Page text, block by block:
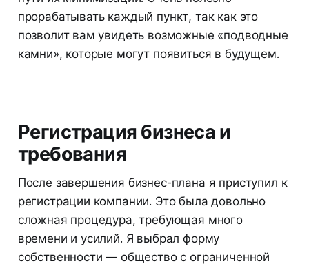
прорабатывать каждый пункт, так как это
позволит вам увидеть возможные «подводные
камни», которые могут появиться в будущем.
Регистрация бизнеса и
требования
После завершения бизнес-плана я приступил к
регистрации компании. Это была довольно
сложная процедура, требующая много
времени и усилий. Я выбрал форму
собственности — общество с ограниченной